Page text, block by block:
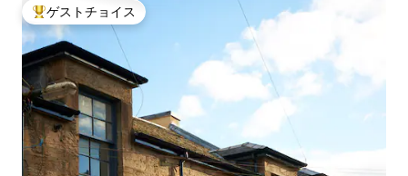
大好評のゲストチョイスです。
ゲストチョイス